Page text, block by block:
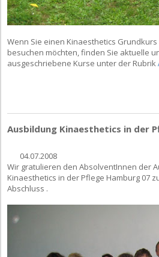
Wenn Sie einen Kinaesthetics
besuchen möchten, finden Sie aktuelle
ausgeschriebene Kurse unter der Rubrik
Ausbildung Kinaesthetics in der
04.07.2008
Wir gratulieren den AbsolventInnen der
Kinaesthetics in der Pflege Hamburg 07
Abschluss .